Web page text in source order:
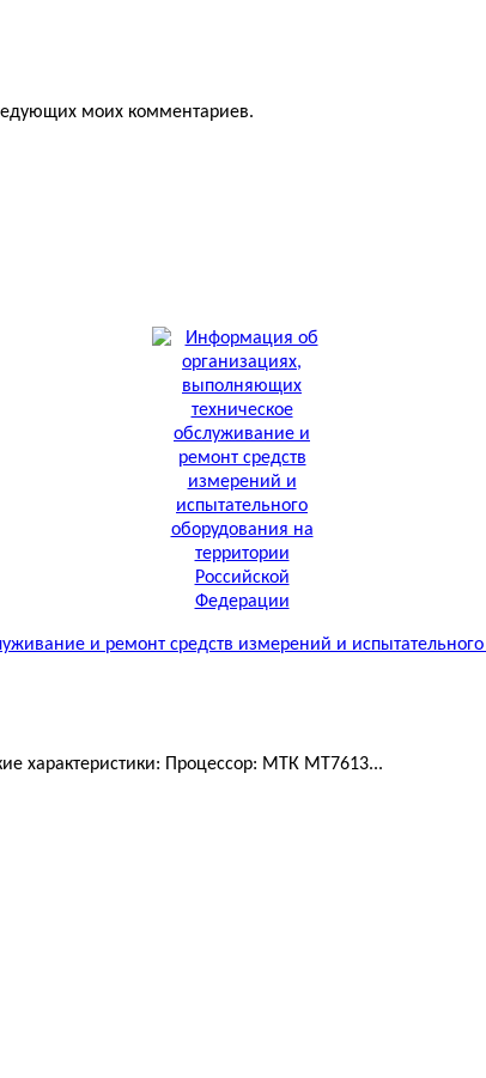
моих комментариев.
и ремонт средств измерений и
характеристики: Процессор: МТК MT7613...